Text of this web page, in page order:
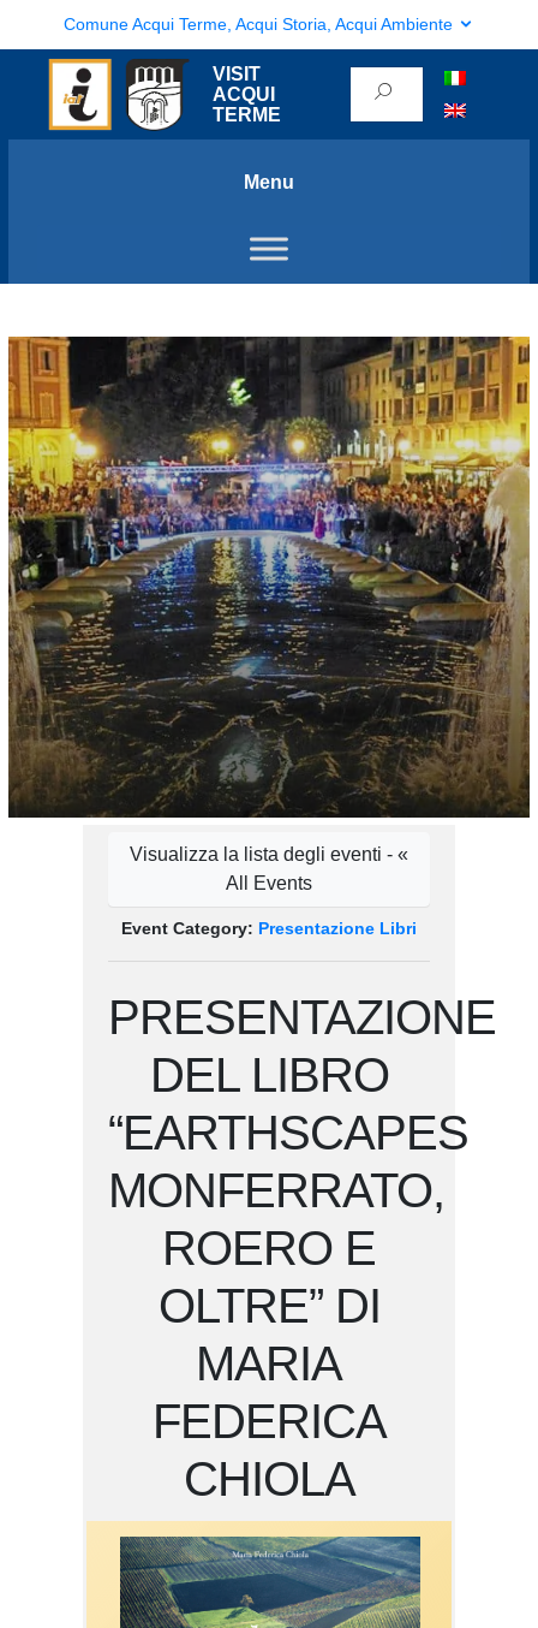
Comune Acqui Terme, Acqui Storia, Acqui Ambiente
VISIT
ACQUI
TERME
Menu
Visualizza la lista degli eventi - «
All Events
Event Category: Presentazione Libri
PRESENTAZIONE
DEL LIBRO
“EARTHSCAPES
MONFERRATO,
ROERO E
OLTRE” DI
MARIA
FEDERICA
CHIOLA